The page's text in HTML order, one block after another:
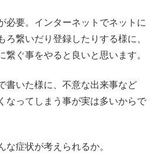
必要。インターネットでネットに
ろ繋いだり登録したりする様に、
繋ぐ事をやると良いと思います。
書いた様に、不意な出来事など
なってしまう事が実は多いからで
な症状が考えられるか。